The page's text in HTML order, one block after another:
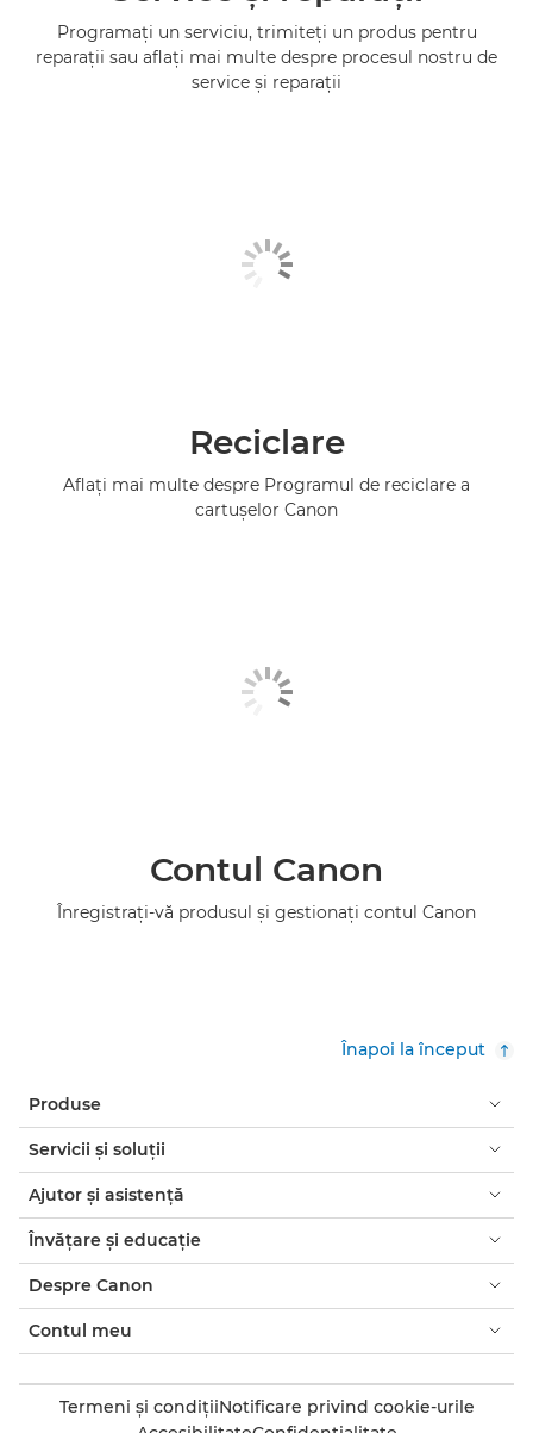
Programaţi un serviciu, trimiteţi un produs pentru
reparaţii sau aflaţi mai multe despre procesul nostru de
service şi reparaţii
Reciclare
Aflaţi mai multe despre Programul de reciclare a
cartuşelor Canon
Contul Canon
Înregistraţi-vă produsul şi gestionaţi contul Canon
Înapoi la început
Produse
Servicii şi soluţii
Ajutor şi asistenţă
Învăţare şi educaţie
Despre Canon
Contul meu
Termeni şi condiţiiNotificare privind cookie-urile